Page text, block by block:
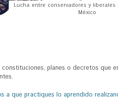
Lucha entre conservadores y liberales
México
planes o decretos que
a que practiques lo aprendido